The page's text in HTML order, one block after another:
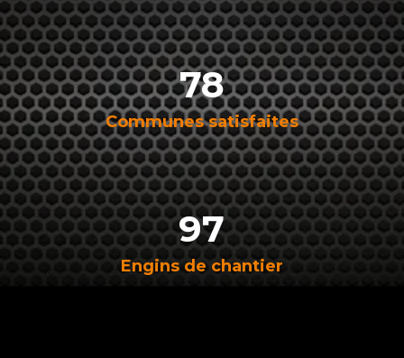
78
Communes satisfaites
97
Engins de chantier